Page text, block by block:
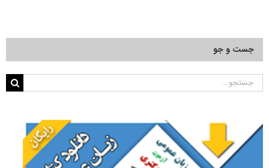
جست و جو
جستجو